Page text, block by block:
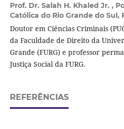
Prof. Dr. Salah H. Khaled Jr. ,
Católica do Rio Grande do Sul,
Doutor em Ciências Criminais
da Faculdade de Direito da
Grande (FURG) e professor
Justiça Social da FURG.
REFERÊNCIAS